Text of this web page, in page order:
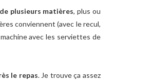
plusieurs matières, plus ou
conviennent (avec le recul,
avec les serviettes de
le repas. Je trouve ça assez